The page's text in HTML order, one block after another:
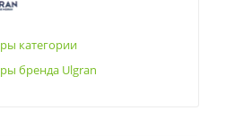
категории
бренда Ulgran